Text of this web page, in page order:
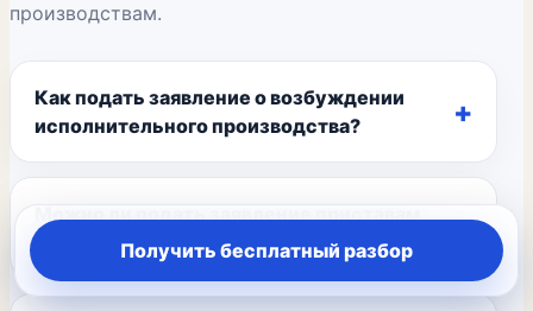
производствам.
Как подать заявление о возбуждении
исполнительного производства?
Можно ли подать заявление приставам
через Госуслуги?
Получить бесплатный разбор